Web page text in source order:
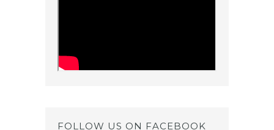
FOLLOW US ON FACEBOOK